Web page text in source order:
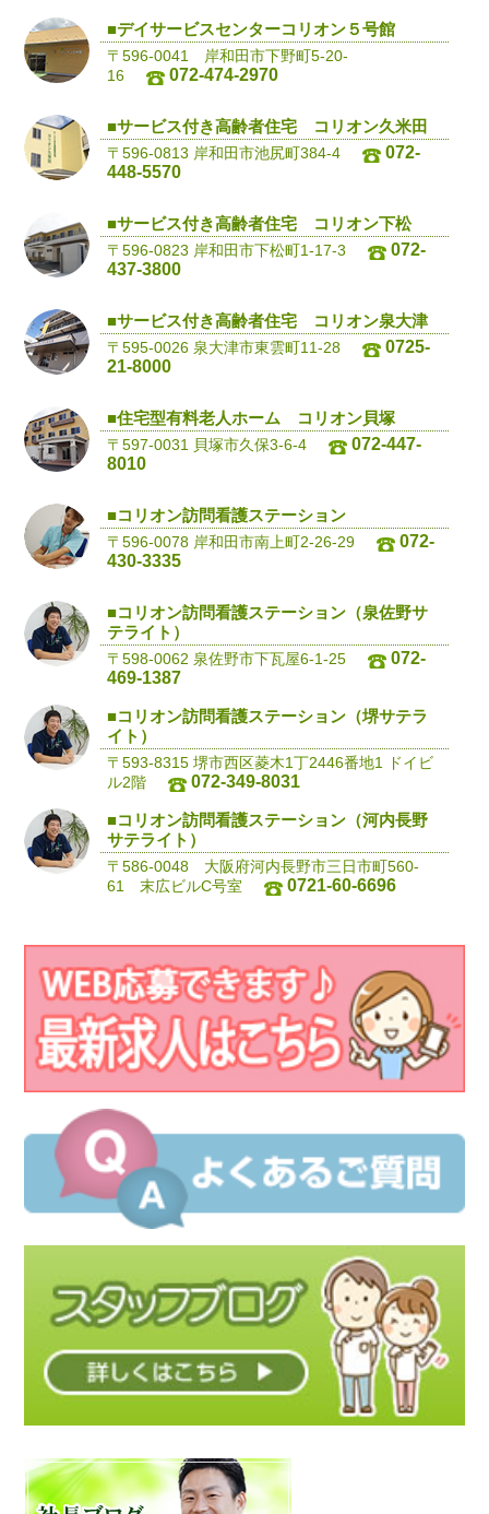
■デイサービスセンターコリオン５号館
〒596-0041 岸和田市下野町5-20-
16
072-474-2970
■サービス付き高齢者住宅 コリオン久米田
〒596-0813 岸和田市池尻町384-4
072-
448-5570
■サービス付き高齢者住宅 コリオン下松
〒596-0823 岸和田市下松町1-17-3
072-
437-3800
■サービス付き高齢者住宅 コリオン泉大津
〒595-0026 泉大津市東雲町11-28
0725-
21-8000
■住宅型有料老人ホーム コリオン貝塚
〒597-0031 貝塚市久保3-6-4
072-447-
8010
■コリオン訪問看護ステーション
〒596-0078 岸和田市南上町2-26-29
072-
430-3335
■コリオン訪問看護ステーション（泉佐野サ
テライト）
〒598-0062 泉佐野市下瓦屋6-1-25
072-
469-1387
■コリオン訪問看護ステーション（堺サテラ
イト）
〒593-8315 堺市西区菱木1丁2446番地1 ドイビ
ル2階
072-349-8031
■コリオン訪問看護ステーション（河内長野
サテライト）
〒586-0048 大阪府河内長野市三日市町560-
61 末広ビルC号室
0721-60-6696